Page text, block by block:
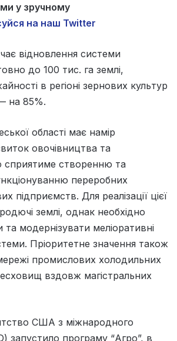
у зручному
на наш Twitter
відновлення системи
до 100 тис. га землі,
в регіоні зернових культур
на 85%.
області має намір
овочівництва та
сприятиме створенню та
переробних
підприємств. Для реалізації цієї
землі, однак необхідно
модернізувати меліоративні
Пріоритетне значення також
промислових холодильних
вздовж магістральних
США з міжнародного
запустило програму “Агро”, в